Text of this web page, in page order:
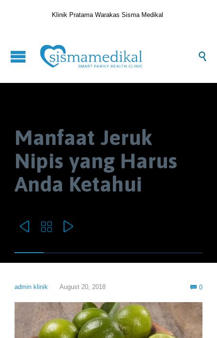
Klinik Pratama Warakas Sisma Medikal

Manfaat Jeruk
Nipis yang Harus
Anda Ketahui
  
admin klinik August 20, 2018  0